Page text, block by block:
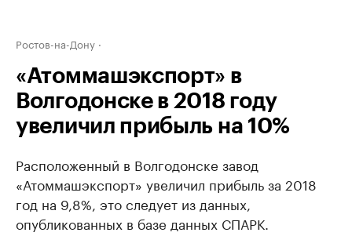
Ростов-на-Дону
«Атоммашэкспорт» в
Волгодонске в 2018 году
увеличил прибыль на 10%
Расположенный в Волгодонске завод
«Атоммашэкспорт» увеличил прибыль за 2018
год на 9,8%, это следует из данных,
опубликованных в базе данных СПАРК.